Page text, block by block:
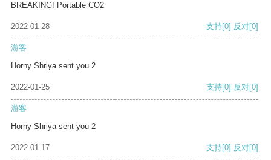
BREAKING! Portable CO2
2022-01-28 支持[0] 反对[0]
游客
Horny Shriya sent you 2
2022-01-25 支持[0] 反对[0]
游客
Horny Shriya sent you 2
2022-01-17 支持[0] 反对[0]